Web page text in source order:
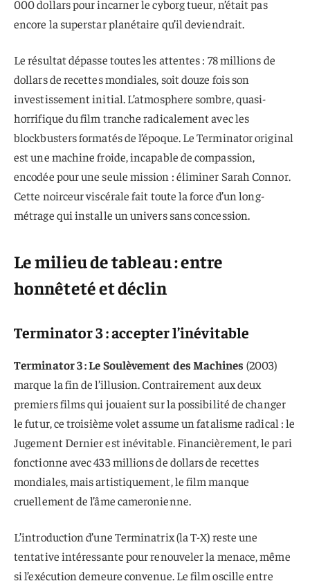
000 dollars pour incarner le cyborg tueur, n’était pas
encore la superstar planétaire qu’il deviendrait.
Le résultat dépasse toutes les attentes : 78 millions de
dollars de recettes mondiales, soit douze fois son
investissement initial. L’atmosphere sombre, quasi-
horrifique du film tranche radicalement avec les
blockbusters formatés de l’époque. Le Terminator original
est une machine froide, incapable de compassion,
encodée pour une seule mission : éliminer Sarah Connor.
Cette noirceur viscérale fait toute la force d’un long-
métrage qui installe un univers sans concession.
Le milieu de tableau : entre
honnêteté et déclin
Terminator 3 : accepter l’inévitable
Terminator 3 : Le Soulèvement des Machines (2003)
marque la fin de l’illusion. Contrairement aux deux
premiers films qui jouaient sur la possibilité de changer
le futur, ce troisième volet assume un fatalisme radical : le
Jugement Dernier est inévitable. Financièrement, le pari
fonctionne avec 433 millions de dollars de recettes
mondiales, mais artistiquement, le film manque
cruellement de l’âme cameronienne.
L’introduction d’une Terminatrix (la T-X) reste une
tentative intéressante pour renouveler la menace, même
si l’exécution demeure convenue. Le film oscille entre